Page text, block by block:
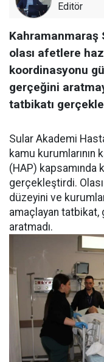
Editör
Kahramanmaraş
olası afetlere
koordinasyonu
gerçeğini
tatbikatı
Sular Akademi
kamu kurumlarının
(HAP) kapsamında
gerçekleştirdi. Olası
düzeyini ve
amaçlayan
aratmadı.